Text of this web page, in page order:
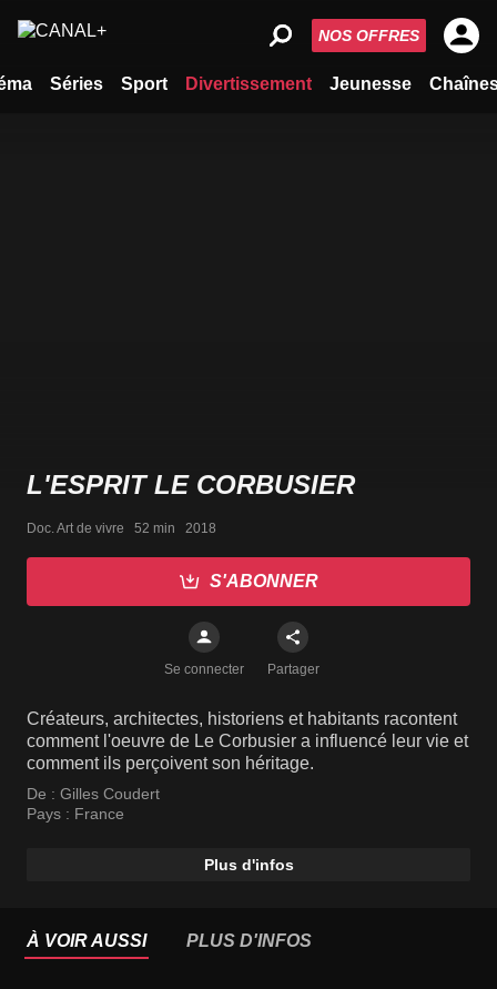
Séries Sport Divertissement Jeunesse
NOS OFFRES
L'ESPRIT LE CORBUSIER
Doc. Art de vivre   52 min   2018
S'ABONNER
Se connecter Partager
Créateurs, architectes, historiens et habitants racontent
comment l'oeuvre de Le Corbusier a influencé leur vie et
comment ils perçoivent son héritage.
De : Gilles Coudert
Pays : France
Plus d'infos
À VOIR AUSSI PLUS D'INFOS